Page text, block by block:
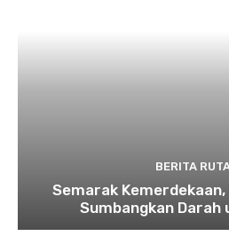
BERITA
Semarak
Sumbangkan Darah